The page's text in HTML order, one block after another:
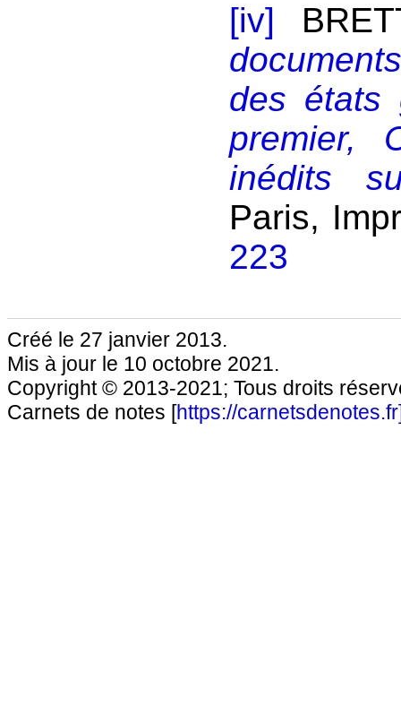
[iv]
des états
premier,
inédits
Paris,
223
Créé le 27 janvier 2013.
Mis à jour le 10 octobre 2021.
Copyright © 2013-2021; Tous droits
Carnets de notes [https://